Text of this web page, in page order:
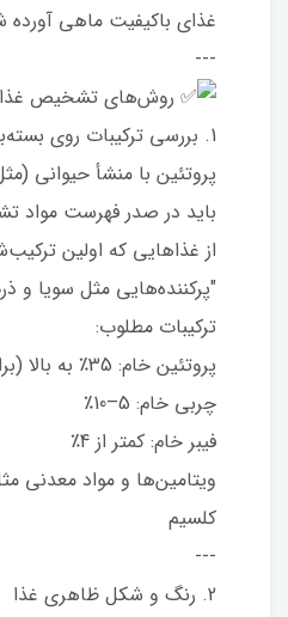
غذای باکیفیت ماهی
---
روش‌های تشخیص
1. بررسی ترکیبات روی بسته‌بندی
پروتئین با منشأ حیوانی
باید در صدر فهرست مواد
از غذاهایی که اولین
"پرکننده‌هایی مثل سویا و
ترکیبات مطلوب:
پروتئین خام: 35٪ به بالا (برای گوشت‌خوارها)
چربی خام: 5–10٪
فیبر خام: کمتر از 4٪
کلسیم
---
2. رنگ و شکل ظاهری غذا